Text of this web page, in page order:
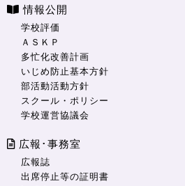
情報公開
学校評価
ＡＳＫＰ
多忙化改善計画
いじめ防止基本方針
部活動活動方針
スクール・ポリシー
学校運営協議会
広報･事務室
広報誌
出席停止等の証明書